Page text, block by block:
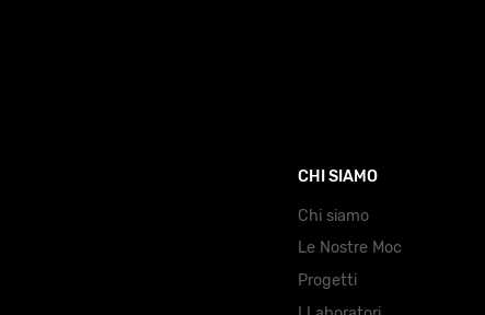
CHI SIAMO
Chi siamo
Le Nostre Moc
Progetti